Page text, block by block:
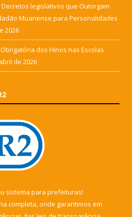
legislativos que Outorgam
Muanense para Personalidades
2026
dos Hinos nas Escolas
de 2026
sistema para prefeituras!
completa, onde garantimos em